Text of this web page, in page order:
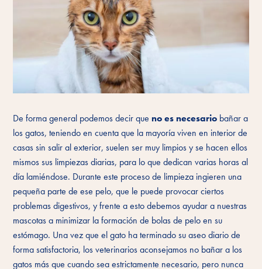
De forma general podemos decir queno es necesario bañar a
los gatos, teniendo en cuenta que la mayoría viven en interior de
casas sin salir al exterior, suelen ser muy limpios y se hacen ellos
mismos sus limpiezas diarias, para lo que dedican varias horas al
día lamiéndose. Durante este proceso de limpieza ingieren una
pequeña parte de ese pelo, que le puede provocar ciertos
problemas digestivos, y frente a esto debemos ayudar a nuestras
mascotas a minimizar la formación de bolas de pelo en su
estómago. Una vez que el gato ha terminado su aseo diario de
forma satisfactoria, los veterinarios aconsejamos no bañar a los
gatos más que cuando sea estrictamente necesario, pero nunca